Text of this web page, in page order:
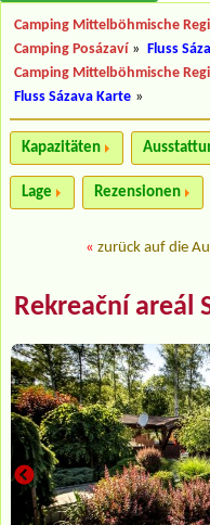
Camping Mittelböhmische
Camping Posázaví » Fluss
Camping Mittelböhmische
Fluss Sázava Karte »
Kapazitäten
Lage Rezensionen
« zurück auf die
Rekreační areál